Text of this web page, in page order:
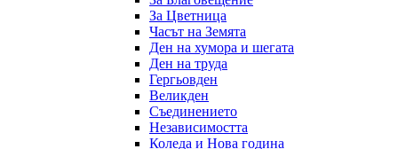
За Цветница
Часът на Земята
Ден на хумора и шегата
Ден на труда
Гергьовден
Великден
Съединението
Независимостта
Коледа и Нова година